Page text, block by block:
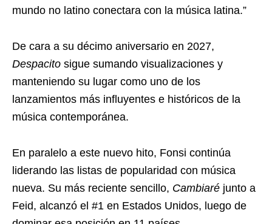
mundo no latino conectara con la música latina.”
De cara a su décimo aniversario en 2027,
Despacito sigue sumando visualizaciones y
manteniendo su lugar como uno de los
lanzamientos más influyentes e históricos de la
música contemporánea.
En paralelo a este nuevo hito, Fonsi continúa
liderando las listas de popularidad con música
nueva. Su más reciente sencillo, Cambiaré junto a
Feid, alcanzó el #1 en Estados Unidos, luego de